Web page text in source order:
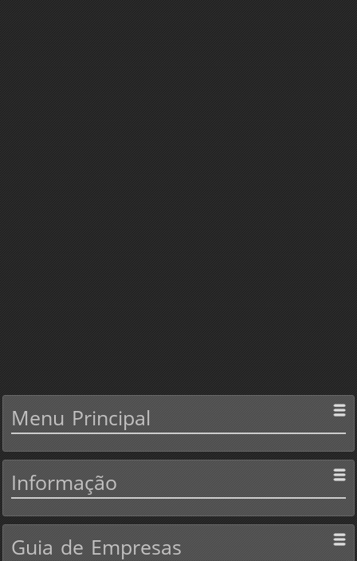
Menu Principal
Informação
Guia de Empresas